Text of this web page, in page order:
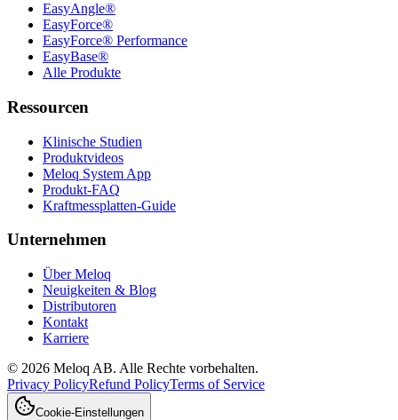
EasyAngle®
EasyForce®
EasyForce® Performance
EasyBase®
Alle Produkte
Ressourcen
Klinische Studien
Produktvideos
Meloq System App
Produkt-FAQ
Kraftmessplatten-Guide
Unternehmen
Über Meloq
Neuigkeiten & Blog
Distributoren
Kontakt
Karriere
© 2026 Meloq AB. Alle Rechte vorbehalten.
Privacy PolicyRefund PolicyTerms of Service
Cookie-Einstellungen